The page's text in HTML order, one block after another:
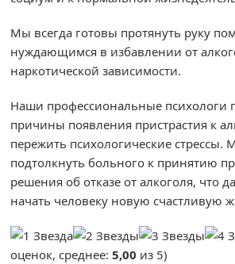
Мы всегда готовы протянуть руку
нуждающимся в избавлении от
наркотической зависимости.
Наши профессиональные психологи
причины появления пристрастия к
пережить психологические
подтолкнуть больного к принятию
решения об отказе от алкоголя, что
начать человеку новую счастливую
оценок, среднее:5,00 из 5)